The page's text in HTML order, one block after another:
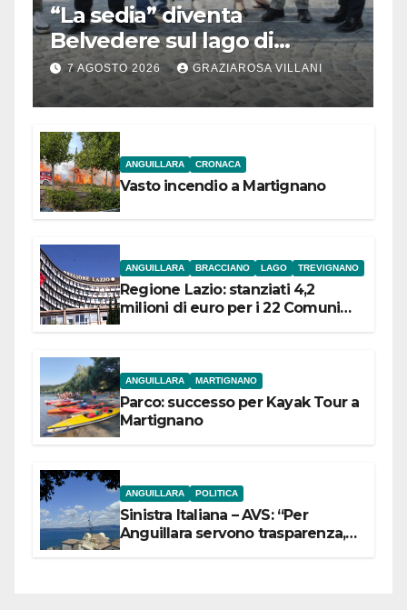
“La sedia” diventa
Belvedere sul lago di
Bracciano: ieri
l’inaugurazione
7 AGOSTO 2026 GRAZIAROSA VILLANI
ANGUILLARA CRONACA
Vasto incendio a Martignano
ANGUILLARA BRACCIANO LAGO TREVIGNANO
Regione Lazio: stanziati 4,2
milioni di euro per i 22 Comuni
ANGUILLARA MARTIGNANO
Parco: successo per Kayak Tour a
Martignano
ANGUILLARA POLITICA
Sinistra Italiana – AVS: “Per
Anguillara servono trasparenza,